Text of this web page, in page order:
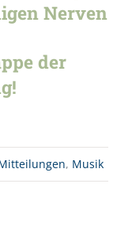
Nerven
der
, Musik